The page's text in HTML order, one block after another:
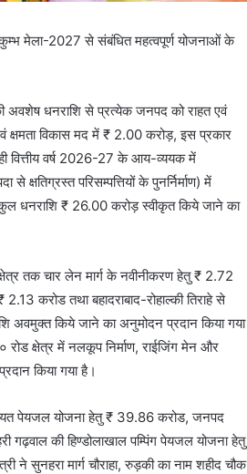
कुम्भ मेला-2027 से संबंधित महत्वपूर्ण योजनाओं के
की अवशेष धनराशि से प्रत्येक जनपद को राहत एवं
क्षमता विकास मद में ₹ 2.00 करोड़, इस प्रकार
वित्तीय वर्ष 2026-27 के आय-व्ययक में
क्षतिग्रस्त परिसम्पत्तियों के पुनर्निर्माण) में
धनराशि ₹ 26.00 करोड़ स्वीकृत किये जाने का
तक चार लेन मार्ग के नवीनीकरण हेतु ₹ 2.72
करोड तथा बहादराबाद-रोहाल्की तिराहे से
अवमुक्त किये जाने का अनुमोदन प्रदान किया गया
रोड क्षेत्र में नलकूप निर्माण, राईजिंग मेन और
किया गया है।
पेयजल योजना हेतु ₹ 39.86 करोड, जनपद
की हिण्डोलाखाल पम्पिंग पेयजल योजना हेतु
सुनहरा मार्ग चौराहा, रुड़की का नाम शहीद चौक